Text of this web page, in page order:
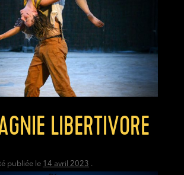
LIBERTIVORE
publiée le 14 avril 2023 .